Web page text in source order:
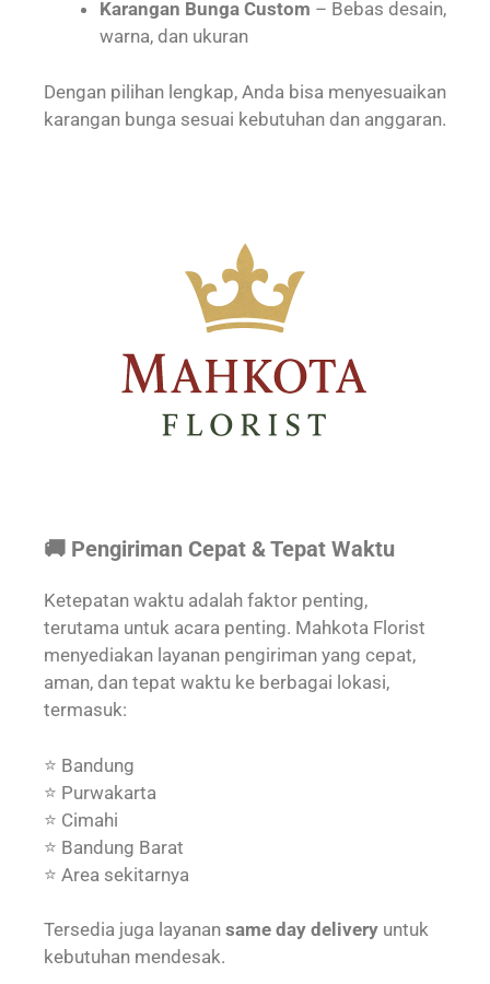
Karangan Bunga Custom – Bebas desain,
warna, dan ukuran
Dengan pilihan lengkap, Anda bisa menyesuaikan
karangan bunga sesuai kebutuhan dan anggaran.
🚚 Pengiriman Cepat & Tepat Waktu
Ketepatan waktu adalah faktor penting,
terutama untuk acara penting. Mahkota Florist
menyediakan layanan pengiriman yang cepat,
aman, dan tepat waktu ke berbagai lokasi,
termasuk:
⭐ Bandung
⭐ Purwakarta
⭐ Cimahi
⭐ Bandung Barat
⭐ Area sekitarnya
Tersedia juga layanan same day delivery untuk
kebutuhan mendesak.